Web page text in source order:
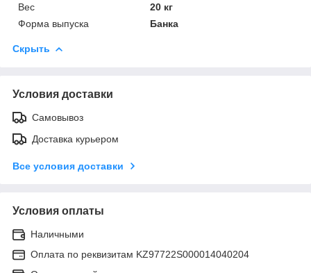
Вес
20 кг
Форма выпуска
Банка
Скрыть
Условия доставки
Самовывоз
Доставка курьером
Все условия доставки
Условия оплаты
Наличными
Оплата по реквизитам KZ97722S000014040204